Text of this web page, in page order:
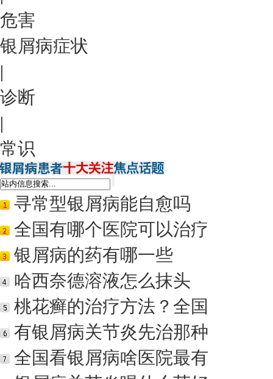
危害
银屑病症状
|
诊断
|
常识
寻常型银屑病能自愈吗
全国有哪个医院可以治疗
银屑病的药有哪一些
哈西奈德溶液怎么抹头
桃花癣的治疗方法？全国
有银屑病关节炎先治那种
全国看银屑病啥医院最有